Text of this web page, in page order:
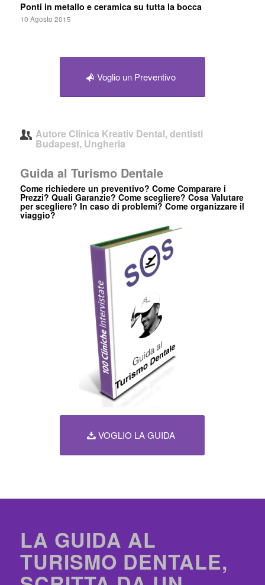
Ponti in metallo e ceramica su tutta la bocca
10 Agosto 2015
Voglio un Preventivo
Autore Clinica Kreativ Dental, dentisti
Budapest, Ungheria
Guida al Turismo Dentale
Come richiedere un preventivo? Come Comparare i
Prezzi? Quali Garanzie? Come scegliere? Cosa Valutare
per scegliere? In caso di problemi? Come organizzare il
viaggio?
VOGLIO LA GUIDA
LA GUIDA AL
TURISMO DENTALE,